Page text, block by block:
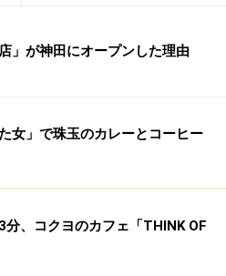
店」が神田にオープンした理由
た女」で珠玉のカレーとコーヒー
分、コクヨのカフェ「THINK OF